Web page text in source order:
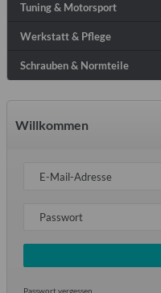
Tuning & Motorsport
Werkstatt & Pflege
Schrauben & Normteile
Willkommen
E-Mail-Adresse
Passwort
Passwort vergessen